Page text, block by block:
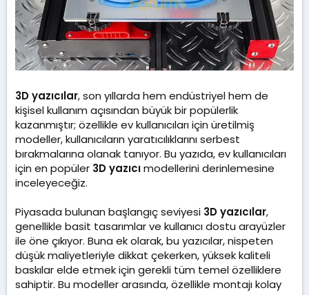
3D yazıcılar, son yıllarda hem endüstriyel hem de
kişisel kullanım açısından büyük bir popülerlik
kazanmıştır; özellikle ev kullanıcıları için üretilmiş
modeller, kullanıcıların yaratıcılıklarını serbest
bırakmalarına olanak tanıyor. Bu yazıda, ev kullanıcıları
için en popüler 3D yazıcımodellerini derinlemesine
inceleyeceğiz.
Piyasada bulunan başlangıç seviyesi 3D yazıcılar,
genellikle basit tasarımlar ve kullanıcı dostu arayüzler
ile öne çıkıyor. Buna ek olarak, bu yazıcılar, nispeten
düşük maliyetleriyle dikkat çekerken, yüksek kaliteli
baskılar elde etmek için gerekli tüm temel özelliklere
sahiptir. Bu modeller arasında, özellikle montajı kolay